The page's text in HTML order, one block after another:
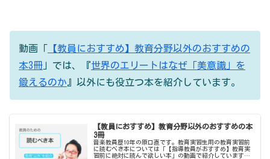
動画「 【教員におすすめ】教育分野以外のおすすめの
本3冊 」では、『世界のエリートはなぜ「美意識」を
鍛えるのか』以外にも役立つ本を紹介しています。
【教員におすすめ】教育分野以外のおすすめの本
3冊
音楽教員歴10年の原口直です。教育実習生用の教育実習前
に読むべき本については「【指導教員がおすすめ】教育実
習前に絶対に読んで欲しい本」の動画で紹介しています